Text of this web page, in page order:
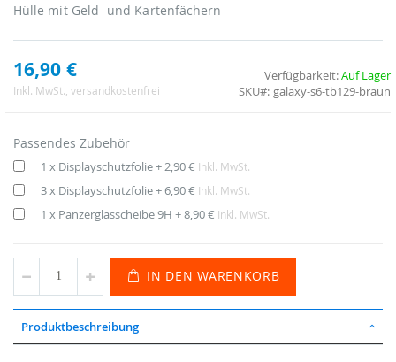
Hülle mit Geld- und Kartenfächern
16,90 €
Inkl. MwSt. , versandkostenfrei
Verfügbarkeit:Auf Lager
SKU
galaxy-s6-tb129-braun
Passendes Zubehör
1 x Displayschutzfolie+ 2,90 € Inkl. MwSt.
3 x Displayschutzfolie+6,90 € Inkl. MwSt.
1 x Panzerglasscheibe 9H +8,90 € Inkl. MwSt.
IN DEN WARENKORB
Produktbeschreibung